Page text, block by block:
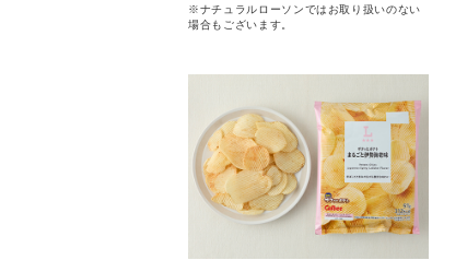
※ナチュラルローソンではお取り扱いのない
場合もございます。